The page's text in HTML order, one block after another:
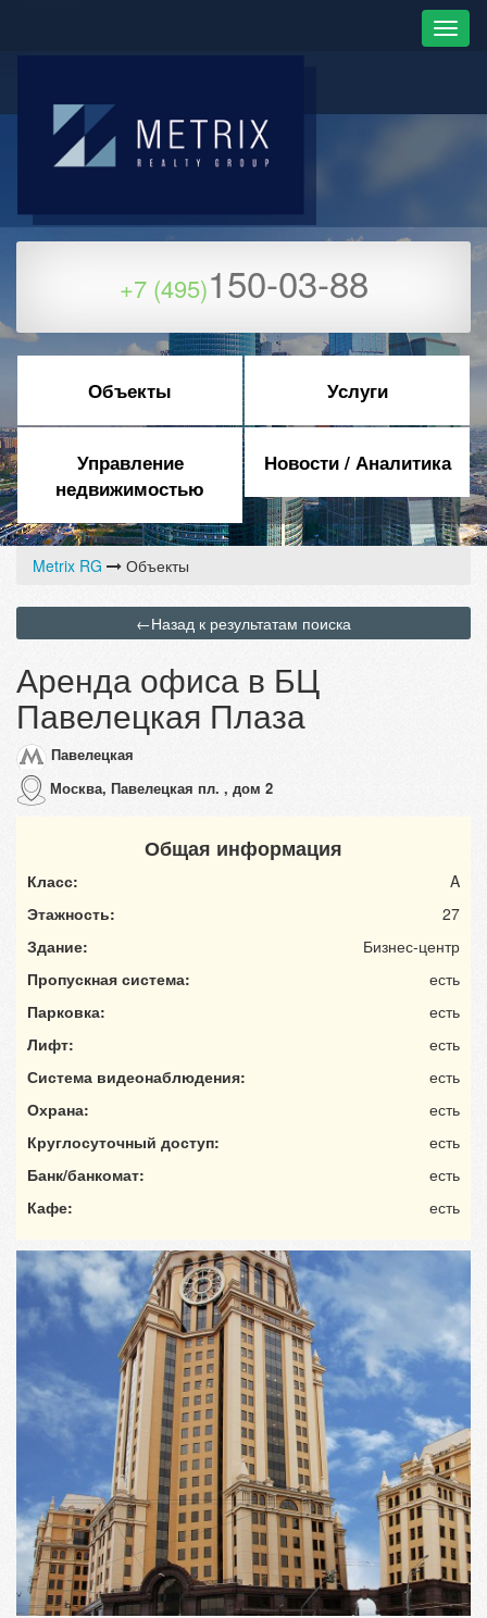
+7 (495)150-03-88
Объекты Услуги
Управление
недвижимостью
Новости / Аналитика
Metrix RG Объекты
←Назад к результатам поиска
Аренда офиса в БЦ
Павелецкая Плаза
Павелецкая
Москва, Павелецкая пл. , дом 2
Общая информация
Класс:
A
Этажность:
27
Здание:
Бизнес-центр
Пропускная система:
есть
Парковка:
есть
Лифт:
есть
Система видеонаблюдения:
есть
Охрана:
есть
Круглосуточный доступ:
есть
Банк/банкомат:
есть
Кафе:
есть